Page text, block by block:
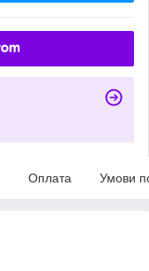
Оплата Умови